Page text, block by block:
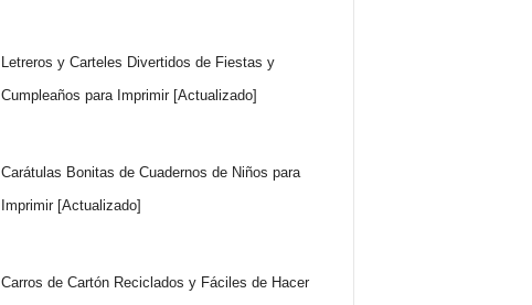
Letreros y Carteles Divertidos de Fiestas y
Cumpleaños para Imprimir [Actualizado]
Carátulas Bonitas de Cuadernos de Niños para
Imprimir [Actualizado]
Carros de Cartón Reciclados y Fáciles de Hacer